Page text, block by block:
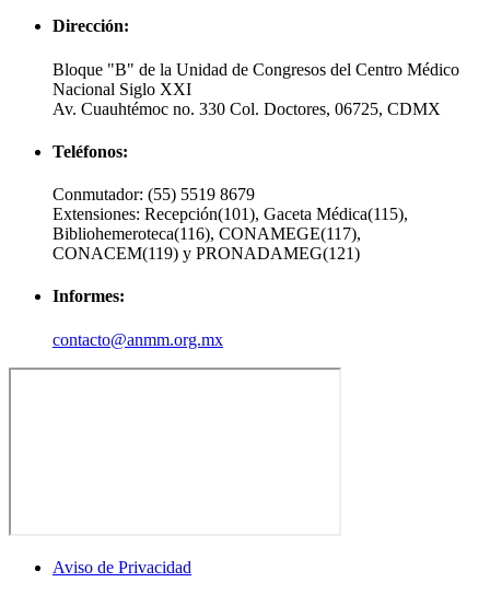
Dirección:
Bloque "B" de la Unidad de Congresos del Centro Médico
Nacional Siglo XXI
Av. Cuauhtémoc no. 330 Col. Doctores, 06725, CDMX
Teléfonos:
Conmutador: (55) 5519 8679
Extensiones: Recepción(101), Gaceta Médica(115),
Bibliohemeroteca(116), CONAMEGE(117),
CONACEM(119) y PRONADAMEG(121)
Informes:
contacto@anmm.org.mx
Aviso de Privacidad